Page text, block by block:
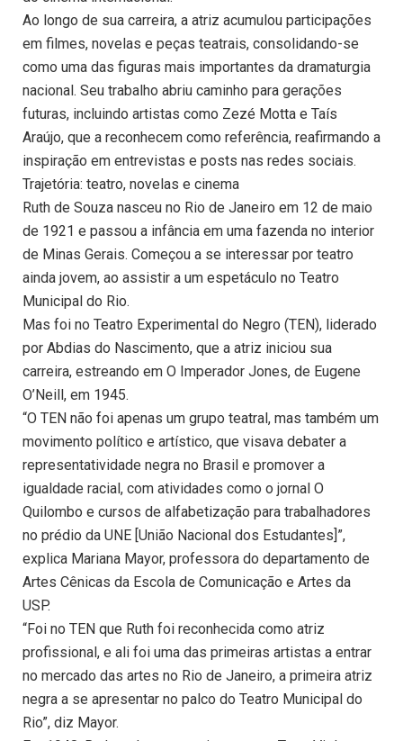
Ao longo de sua carreira, a atriz acumulou participações
em filmes, novelas e peças teatrais, consolidando-se
como uma das figuras mais importantes da dramaturgia
nacional. Seu trabalho abriu caminho para gerações
futuras, incluindo artistas como Zezé Motta e Taís
Araújo, que a reconhecem como referência, reafirmando a
inspiração em entrevistas e posts nas redes sociais.
Trajetória: teatro, novelas e cinema
Ruth de Souza nasceu no Rio de Janeiro em 12 de maio
de 1921 e passou a infância em uma fazenda no interior
de Minas Gerais. Começou a se interessar por teatro
ainda jovem, ao assistir a um espetáculo no Teatro
Municipal do Rio.
Mas foi no Teatro Experimental do Negro (TEN), liderado
por Abdias do Nascimento, que a atriz iniciou sua
carreira, estreando em O Imperador Jones, de Eugene
O’Neill, em 1945.
“O TEN não foi apenas um grupo teatral, mas também um
movimento político e artístico, que visava debater a
representatividade negra no Brasil e promover a
igualdade racial, com atividades como o jornal O
Quilombo e cursos de alfabetização para trabalhadores
no prédio da UNE [União Nacional dos Estudantes]”,
explica Mariana Mayor, professora do departamento de
Artes Cênicas da Escola de Comunicação e Artes da
USP.
“Foi no TEN que Ruth foi reconhecida como atriz
profissional, e ali foi uma das primeiras artistas a entrar
no mercado das artes no Rio de Janeiro, a primeira atriz
negra a se apresentar no palco do Teatro Municipal do
Rio”, diz Mayor.